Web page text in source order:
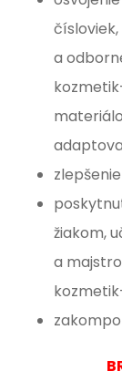
a
žiakom,
a